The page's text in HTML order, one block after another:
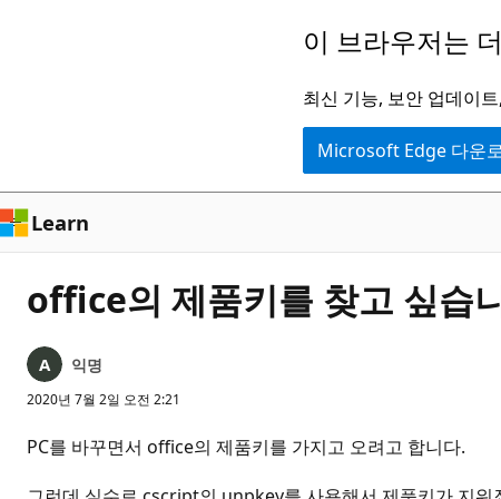
로
건
너
기
이 브라우저는
최신 기능, 보안 업데이
Microsoft Edge 다운
Learn
office의 제품키를 찾고 싶습
익명
2020년 7월 2일 오전 2:21
PC를 바꾸면서 office의 제품키를 가지고 오려고 합니다.